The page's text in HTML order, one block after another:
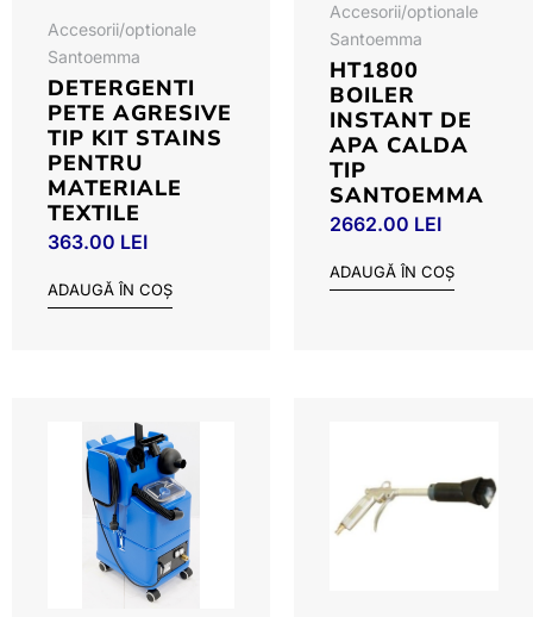
Accesorii/optionale
Santoemma
DETERGENTI
PETE AGRESIVE
TIP KIT STAINS
PENTRU
MATERIALE
TEXTILE
363.00 LEI
ADAUGĂ ÎN COȘ
Accesorii/optionale
Santoemma
HT1800
BOILER
INSTANT DE
APA CALDA
TIP
SANTOEMMA
2662.00 LEI
ADAUGĂ ÎN COȘ